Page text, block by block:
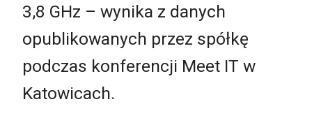
3,8 GHz – wynika z danych
opublikowanych przez spółkę
podczas konferencji Meet IT w
Katowicach.